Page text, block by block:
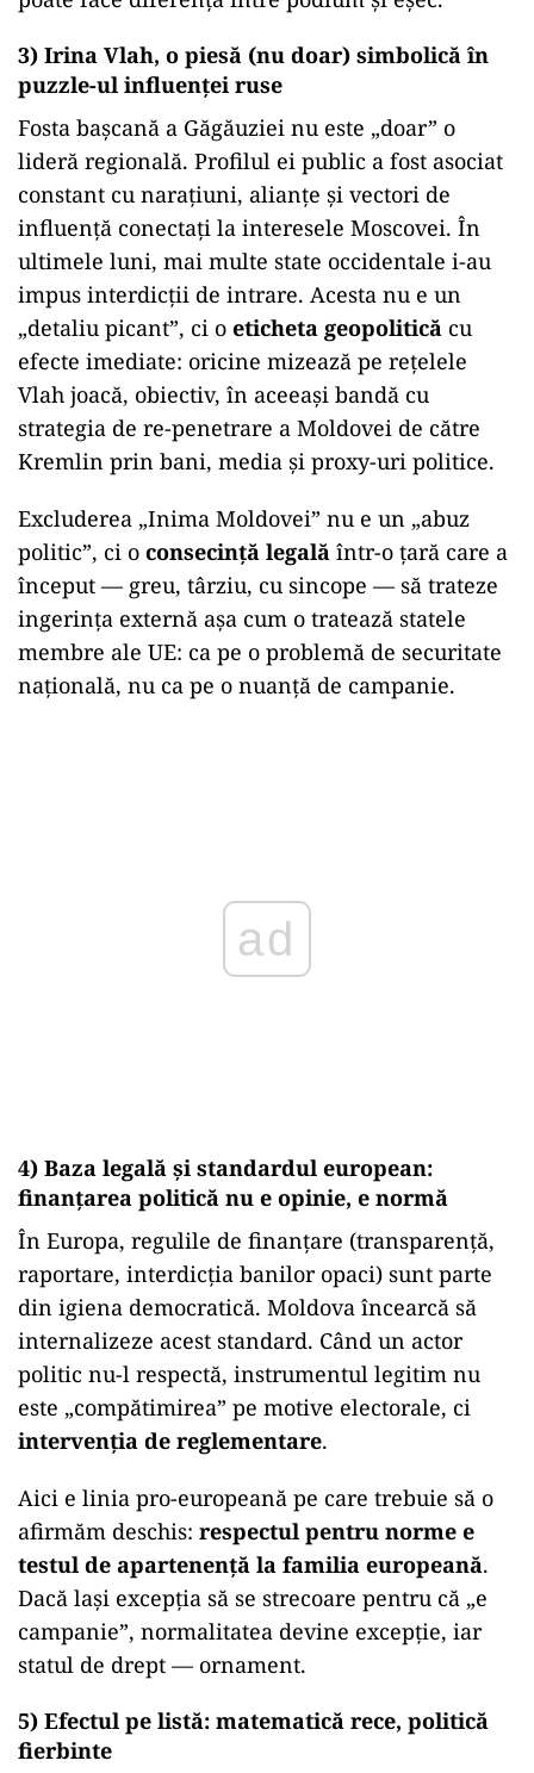
3) Irina Vlah, o piesă (nu doar) simbolică în
puzzle-ul influenței ruse
Fosta bașcană a Găgăuziei nu este „doar” o
lideră regională. Profilul ei public a fost asociat
constant cu narațiuni, alianțe și vectori de
influență conectați la interesele Moscovei. În
ultimele luni, mai multe state occidentale i-au
impus interdicții de intrare. Acesta nu e un
„detaliu picant”, ci o eticheta geopolitică cu
efecte imediate: oricine mizează pe rețelele
Vlah joacă, obiectiv, în aceeași bandă cu
strategia de re-penetrare a Moldovei de către
Kremlin prin bani, media și proxy-uri politice.
Excluderea „Inima Moldovei” nu e un „abuz
politic”, ci o consecință legală într-o țară care a
început — greu, târziu, cu sincope — să trateze
ingerința externă așa cum o tratează statele
membre ale UE: ca pe o problemă de securitate
națională, nu ca pe o nuanță de campanie.
ad
4) Baza legală și standardul european:
finanțarea politică nu e opinie, e normă
În Europa, regulile de finanțare (transparență,
raportare, interdicția banilor opaci) sunt parte
din igiena democratică. Moldova încearcă să
internalizeze acest standard. Când un actor
politic nu-l respectă, instrumentul legitim nu
este „compătimirea” pe motive electorale, ci
intervenția de reglementare.
Aici e linia pro-europeană pe care trebuie să o
afirmăm deschis: respectul pentru norme e
testul de apartenență la familia europeană.
Dacă lași excepția să se strecoare pentru că „e
campanie”, normalitatea devine excepție, iar
statul de drept — ornament.
5) Efectul pe listă: matematică rece, politică
fierbinte